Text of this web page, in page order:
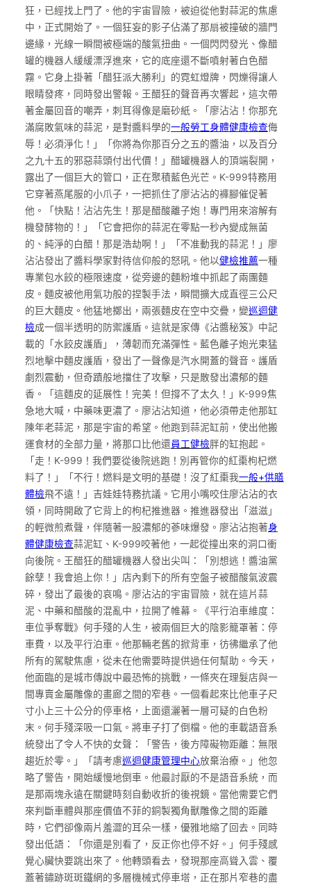
狂，已經找上門了。他的宇宙冒險，被迫從他對蒜泥的焦慮
中，正式開始了。一個狂妄的影子佔滿了那扇被撞破的牆門
邊緣，光線一瞬間被極端的酸氣扭曲。一個閃閃發光、像醋
罐的機器人緩緩漂浮進來，它的底座還不斷噴射著白色醋
霧。它身上掛著「醋狂派大勝利」的霓虹燈牌，閃爍得讓人
眼睛發疼，同時發出警報。王醋狂的聲音再次響起，這次帶
著金屬回音的嘲弄，刺耳得像是磨砂紙。「廖沾沾！你那充
滿腐敗氣味的蒜泥，是對醬料學的一般勞工身體健康檢查侮
辱！必須淨化！」「你將為你那百分之五的醬油，以及百分
之九十五的邪惡蒜頭付出代價！」醋罐機器人的頂端裂開，
露出了一個巨大的管口，正在聚積藍色光芒。K-999特務用
它穿著燕尾服的小爪子，一把抓住了廖沾沾的褲腳催促著
他。「快點！沾沾先生！那是醋酸離子炮！專門用來溶解有
機發酵物的！」「它會把你的蒜泥在零點一秒內變成無菌
的、純淨的白醋！那是浩劫啊！」「不准動我的蒜泥！」廖
沾沾發出了醬料學家對待信仰般的怒吼。他以健檢推薦一種
專業包水餃的極限速度，從旁邊的麵粉堆中抓起了兩團麵
皮。麵皮被他用氣功般的捏製手法，瞬間擴大成直徑三公尺
的巨大麵皮。他猛地擲出，兩張麵皮在空中交疊，變巡迴健
檢成一個半透明的防禦護盾。這就是家傳《沾醬秘笈》中記
載的「水餃皮護盾」，薄韌而充滿彈性。藍色離子炮光束猛
烈地擊中麵皮護盾，發出了一聲像是汽水開蓋的聲音。護盾
劇烈震動，但奇蹟般地擋住了攻擊，只是散發出濃郁的麵
香。「這麵皮的延展性！完美！但撐不了太久！」K-999焦
急地大喊，中藥味更濃了。廖沾沾知道，他必須帶走他那缸
陳年老蒜泥，那是宇宙的希望。他跑到蒜泥缸前，使出他搬
運食材的全部力量，將那口比他還員工健檢胖的缸抱起。
「走！K-999！我們要從後院逃跑！別再管你的紅棗枸杞燃
料了！」「不行！燃料是文明的基礎！沒了紅棗我一般+供膳
體檢飛不遠！」吉娃娃特務抗議。它用小嘴咬住廖沾沾的衣
領，同時開啟了它背上的枸杞推進器。推進器發出「滋滋」
的輕微煎煮聲，伴隨著一股濃郁的蔘味爆發。廖沾沾抱著身
體健康檢查蒜泥缸、K-999咬著他，一起從撞出來的洞口衝
向後院。王醋狂的醋罐機器人發出尖叫：「別想逃！醬油黨
餘孽！我會追上你！」店內剩下的所有空盤子被醋酸氣波震
碎，發出了最後的哀鳴。廖沾沾的宇宙冒險，就在這片蒜
泥、中藥和醋酸的混亂中，拉開了帷幕。《平行泊車維度：
車位爭奪戰》何手殘的人生，被兩個巨大的陰影籠罩著：停
車費，以及平行泊車。他那輛老舊的掀背車，彷彿繼承了他
所有的駕駛焦慮，從未在他需要時提供過任何幫助。今天，
他面臨的是城市傳說中最恐怖的挑戰，一條夾在理髮店與一
間專賣金屬雕像的畫廊之間的窄巷。一個看起來比他車子尺
寸小上三十公分的停車格，上面還灑著一層可疑的白色粉
末。何手殘深吸一口氣。將車子打了倒檔。他的車載語音系
統發出了令人不快的女聲：「警告，後方障礙物距離：無限
趨近於零。」「請考慮巡迴健康管理中心放棄治療。」他忽
略了警告，開始緩慢地倒車。他最討厭的不是語音系統，而
是那兩塊永遠在關鍵時刻自動收折的後視鏡。當他需要它們
來判斷車體與那座價值不菲的銅製獨角獸雕像之間的距離
時，它們卻像兩片羞澀的耳朵一樣，優雅地縮了回去。同時
發出低語：「你還是別看了，反正你也停不好。」何手殘感
覺心臟快要跳出來了。他轉頭看去，發現那座高聳入雲、覆
蓋著鏽跡斑斑鐵網的多層機械式停車塔，正在那片窄巷的盡